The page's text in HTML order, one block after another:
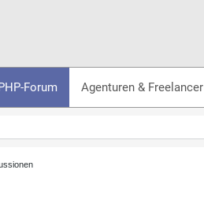
Forum Agenturen & Freelancer